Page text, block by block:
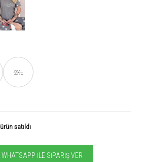
2XL
incelendi!
ürün satıldı
WHATSAPP İLE SIPARIŞ VER